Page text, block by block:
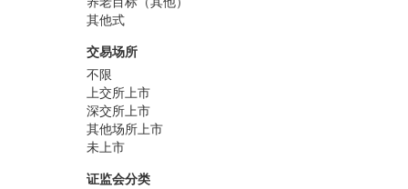
其他式
交易场所
不限
上交所上市
深交所上市
其他场所上市
未上市
证监会分类